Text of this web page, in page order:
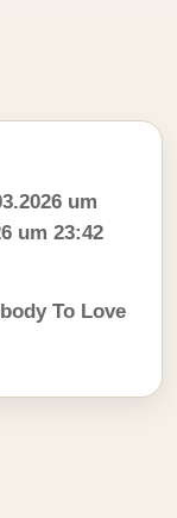
um
um 23:42
To Love